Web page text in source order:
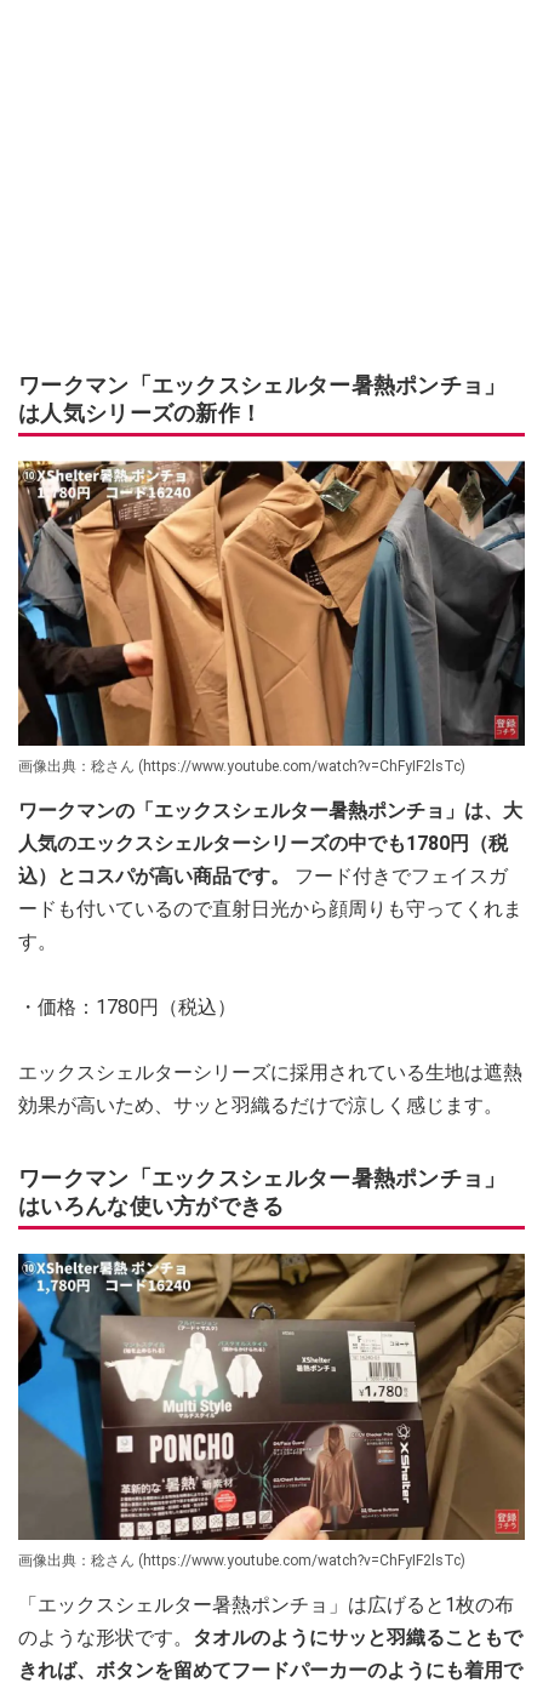
ワークマン「エックスシェルター暑熱ポンチョ」
は人気シリーズの新作！
画像出典：稔さん (https://www.youtube.com/watch?v=ChFyIF2lsTc)
ワークマンの「エックスシェルター暑熱ポンチョ」は、大
人気のエックスシェルターシリーズの中でも1780円（税
込）とコスパが高い商品です。 フード付きでフェイスガ
ードも付いているので直射日光から顔周りも守ってくれま
す。
・価格：1780円（税込）
エックスシェルターシリーズに採用されている生地は遮熱
効果が高いため、サッと羽織るだけで涼しく感じます。
ワークマン「エックスシェルター暑熱ポンチョ」
はいろんな使い方ができる
画像出典：稔さん (https://www.youtube.com/watch?v=ChFyIF2lsTc)
「エックスシェルター暑熱ポンチョ」は広げると1枚の布
のような形状です。 タオルのようにサッと羽織ることもで
きれば、ボタンを留めてフードパーカーのようにも着用で